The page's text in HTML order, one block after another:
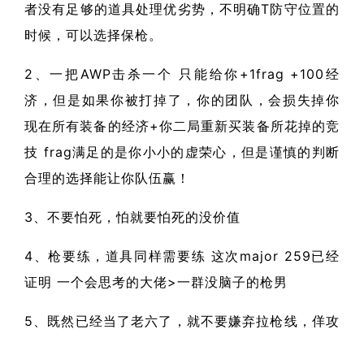
者没有足够的道具处理优劣势，不明确T防守位置的
时候，可以选择保枪。
2、一把AWP击杀一个 只能给你+1frag +100经
济，但是如果你被打掉了，你的团队，会损失掉你
现在所有装备的经济+你二局重新买装备所花掉的竞
技 frag满足的是你小小的虚荣心，但是谨慎的判断
合理的选择能让你队伍赢！
3、不要怕死，怕就要怕死的没价值
4、枪要练，道具同样需要练 这次major 259已经
证明 一个会思考的大佬>一群没脑子的枪男
5、既然已经当了老六了，就不要嫌弃拉枪线，佯攻